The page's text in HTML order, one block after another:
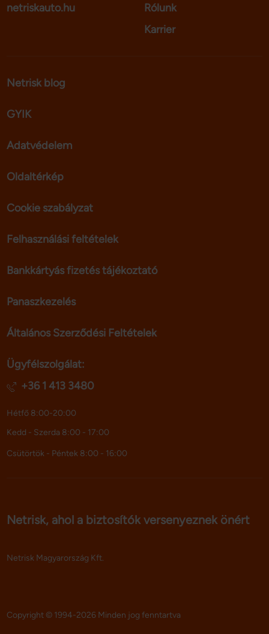
netriskauto.hu
Rólunk
Karrier
Netrisk blog
GYIK
Adatvédelem
Oldaltérkép
Cookie szabályzat
Felhasználási feltételek
Bankkártyás fizetés tájékoztató
Panaszkezelés
Általános Szerződési Feltételek
Ügyfélszolgálat:
+36 1 413 3480
Hétfő 8:00-20:00
Kedd - Szerda 8:00 - 17:00
Csütörtök - Péntek 8:00 - 16:00
Netrisk, ahol a biztosítók versenyeznek önért
Netrisk Magyarország Kft.
Copyright © 1994-2026 Minden jog fenntartva